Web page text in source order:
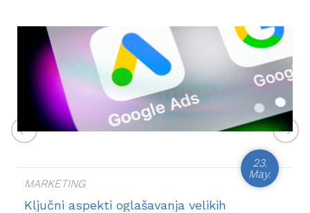
23.
May.
MARKETING
Ključni aspekti oglašavanja velikih